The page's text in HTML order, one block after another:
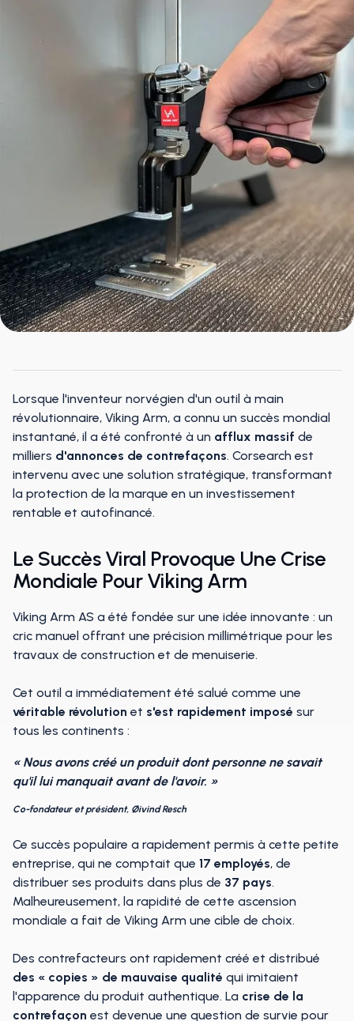
Lorsque l'inventeur norvégien d'un outil à main
révolutionnaire, Viking Arm, a connu un succès mondial
instantané, il a été confronté à un afflux massif de
milliers d'annonces de contrefaçons. Corsearch est
intervenu avec une solution stratégique, transformant
la protection de la marque en un investissement
rentable et autofinancé.
Le Succès Viral Provoque Une Crise
Mondiale Pour Viking Arm
Viking Arm AS a été fondée sur une idée innovante : un
cric manuel offrant une précision millimétrique pour les
travaux de construction et de menuiserie.
Cet outil a immédiatement été salué comme une
véritable révolution et s'est rapidement imposé sur
tous les continents :
« Nous avons créé un produit dont personne ne savait
qu'il lui manquait avant de l'avoir. »
Co-fondateur et président, Øivind Resch
Ce succès populaire a rapidement permis à cette petite
entreprise, qui ne comptait que 17 employés, de
distribuer ses produits dans plus de 37 pays.
Malheureusement, la rapidité de cette ascension
mondiale a fait de Viking Arm une cible de choix.
Des contrefacteurs ont rapidement créé et distribué
des « copies » de mauvaise qualité qui imitaient
l'apparence du produit authentique. La crise de la
contrefaçon est devenue une question de survie pour